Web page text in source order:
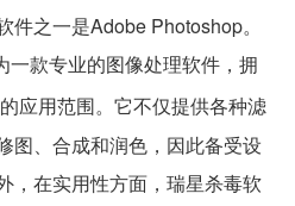
之一是Adobe Photoshop。
款专业的图像处理软件，拥
应用范围。它不仅提供各种滤
图、合成和润色，因此备受设
，在实用性方面，瑞星杀毒软